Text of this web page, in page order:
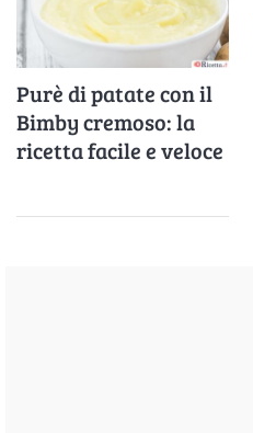
Purè di patate con il
Bimby cremoso: la
ricetta facile e veloce